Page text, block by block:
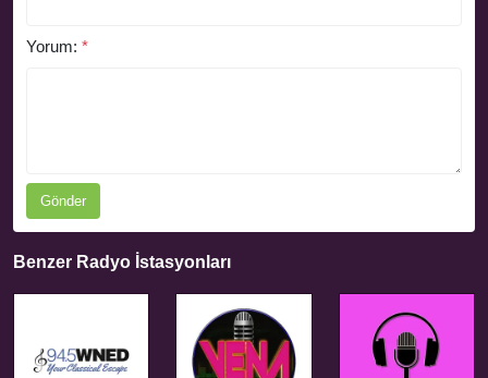
Yorum: *
Gönder
Benzer Radyo İstasyonları